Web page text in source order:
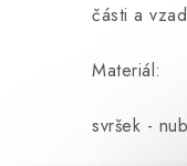
části a
Materiál:
svršek -